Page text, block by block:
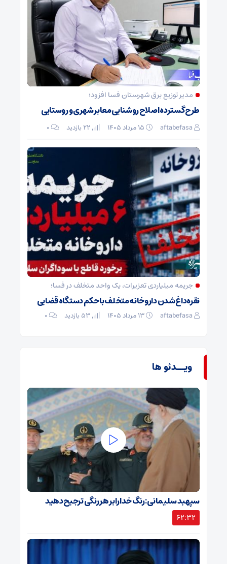
مدیر توزیع برق شهرستان فسا افزود؛
طرح گسترده اصلاح روشنایی معابر شهری و روستایی
aftabefasa ۰
جریمه میلیاردی تعزیرات، یک واحد متخلف در فسا؛
نقره‌داغ شدن داروخانه متخلف با حکم دستگاه قضایی
aftabefasa ۰
ویــدئو ها
سپهبد سلیمانی: رنگ خدا را بر هر رنگی ترجیح دهید
62:32